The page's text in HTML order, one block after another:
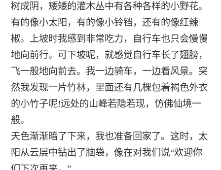
树成阴，矮矮的灌木丛中有各种各样的小野花。
有的像小太阳，有的像小铃铛，还有的像红辣
椒。上坡时我感到非常吃力，自行车也只会慢慢
地向前行。可下坡呢，就感觉自行车长了翅膀，
飞一般地向前去。我一边骑车，一边看风景。突
然我发现一片竹林，里面还有几棵包着褐色外衣
的小竹子呢!远处的山峰若隐若现，仿佛仙境一
般。
天色渐渐暗了下来，我也准备回家了。这时，太
阳从云层中钻出了脑袋，像在对我们说“欢迎你